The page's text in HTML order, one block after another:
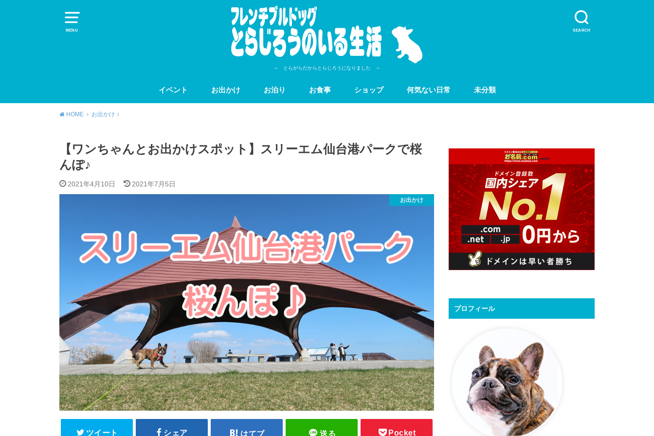
MENU SEARCH
～ とらがらだからとらじろうになりました ～
イベント お出かけ お泊り お食事 ショップ 何気ない日常 未分類
HOME お出かけ
【ワンちゃんとお出かけスポット】スリーエム仙台港パークで桜
んぽ♪
2021年4月10日 2021年7月5日
お出かけ
ツイート シェア はてブ 送る Pocket
プロフィール